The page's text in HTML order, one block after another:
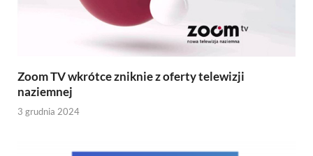
Zoom TV wkrótce zniknie z oferty telewizji
naziemnej
3 grudnia 2024